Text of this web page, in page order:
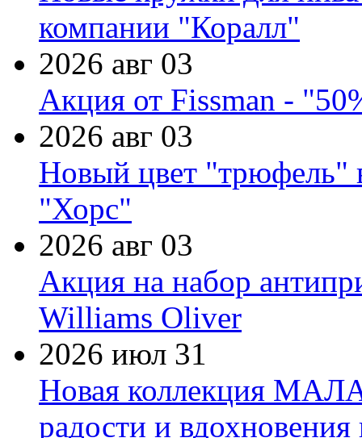
компании "Коралл"
2026 авг 03
Акция от Fissman -
2026 авг 03
Новый цвет "трюфель"
"Хорс"
2026 авг 03
Акция на набор
Williams Oliver
2026 июл 31
Новая коллекция
радости и